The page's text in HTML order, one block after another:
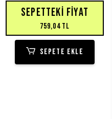
SEPETTEKI FIYAT
759,04 TL
SEPETE EKLE